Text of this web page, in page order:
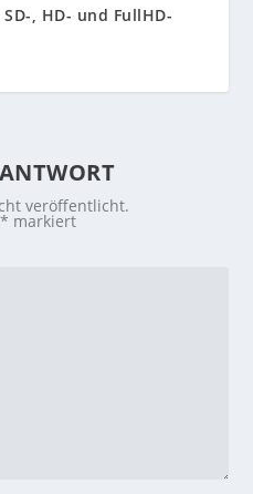
, HD- und FullHD-
veröffentlicht.
* markiert